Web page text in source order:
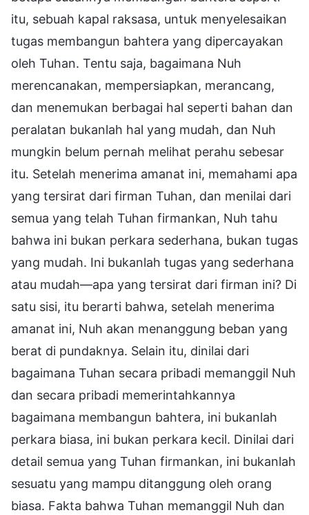
itu, sebuah kapal raksasa, untuk menyelesaikan
tugas membangun bahtera yang dipercayakan
oleh Tuhan. Tentu saja, bagaimana Nuh
merencanakan, mempersiapkan, merancang,
dan menemukan berbagai hal seperti bahan dan
peralatan bukanlah hal yang mudah, dan Nuh
mungkin belum pernah melihat perahu sebesar
itu. Setelah menerima amanat ini, memahami apa
yang tersirat dari firman Tuhan, dan menilai dari
semua yang telah Tuhan firmankan, Nuh tahu
bahwa ini bukan perkara sederhana, bukan tugas
yang mudah. Ini bukanlah tugas yang sederhana
atau mudah—apa yang tersirat dari firman ini? Di
satu sisi, itu berarti bahwa, setelah menerima
amanat ini, Nuh akan menanggung beban yang
berat di pundaknya. Selain itu, dinilai dari
bagaimana Tuhan secara pribadi memanggil Nuh
dan secara pribadi memerintahkannya
bagaimana membangun bahtera, ini bukanlah
perkara biasa, ini bukan perkara kecil. Dinilai dari
detail semua yang Tuhan firmankan, ini bukanlah
sesuatu yang mampu ditanggung oleh orang
biasa. Fakta bahwa Tuhan memanggil Nuh dan